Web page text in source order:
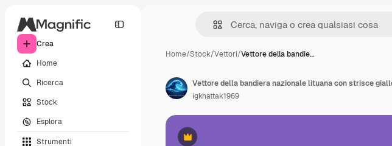
Crea
Home
Ricerca
Stock
Esplora
Strumenti
Home/Stock/Vettori/Vettore della bandie…
Premium
igkhattak1969